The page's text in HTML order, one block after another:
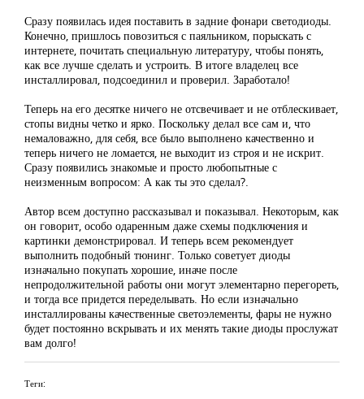
Сразу появилась идея поставить в задние фонари светодиоды.
Конечно, пришлось повозиться с паяльником, порыскать с
интернете, почитать специальную литературу, чтобы понять,
как все лучше сделать и устроить. В итоге владелец все
инсталлировал, подсоединил и проверил. Заработало!
Теперь на его десятке ничего не отсвечивает и не отблескивает,
стопы видны четко и ярко. Поскольку делал все сам и, что
немаловажно, для себя, все было выполнено качественно и
теперь ничего не ломается, не выходит из строя и не искрит.
Сразу появились знакомые и просто любопытные с
неизменным вопросом: А как ты это сделал?.
Автор всем доступно рассказывал и показывал. Некоторым, как
он говорит, особо одаренным даже схемы подключения и
картинки демонстрировал. И теперь всем рекомендует
выполнить подобный тюнинг. Только советует диоды
изначально покупать хорошие, иначе после
непродолжительной работы они могут элементарно перегореть,
и тогда все придется переделывать. Но если изначально
инсталлированы качественные светоэлементы, фары не нужно
будет постоянно вскрывать и их менять такие диоды прослужат
вам долго!
Теги: